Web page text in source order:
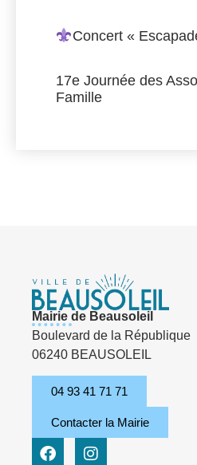
Concert «
17e Journée des
Famille
Mairie de Beausoleil
Boulevard de la République
06240 BEAUSOLEIL
04 93 41 71 71
Contacter la Mairie